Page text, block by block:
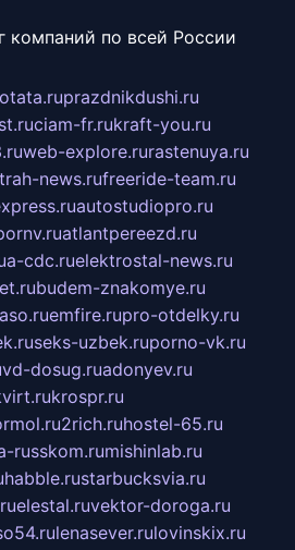
компаний по всей России
prazdnikdushi.ru
ciam-fr.rukraft-you.ru
web-explore.rurastenuya.ru
news.rufreeride-team.ru
autostudiopro.ru
atlantpereezd.ru
a-cdc.ruelektrostal-news.ru
budem-znakomye.ru
emfire.rupro-otdelky.ru
seks-uzbek.ruporno-vk.ru
vd-dosug.ruadonyev.ru
krospr.ru
2rich.ruhostel-65.ru
russkom.rumishinlab.ru
habble.rustarbucksvia.ru
elestal.ruvektor-doroga.ru
lenasever.rulovinskix.ru